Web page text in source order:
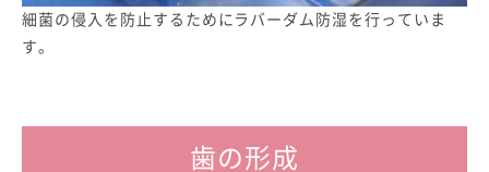
細菌の侵入を防止するためにラバーダム防湿を行っていま
す。
歯の形成